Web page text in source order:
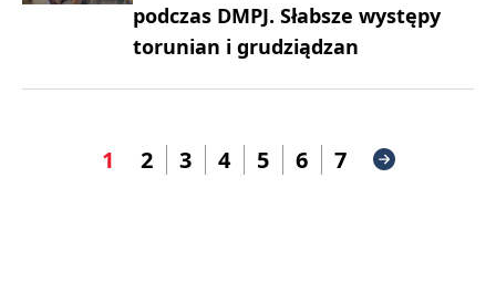
podczas DMPJ. Słabsze występy
torunian i grudziądzan
1 2 3 4 5 6 7